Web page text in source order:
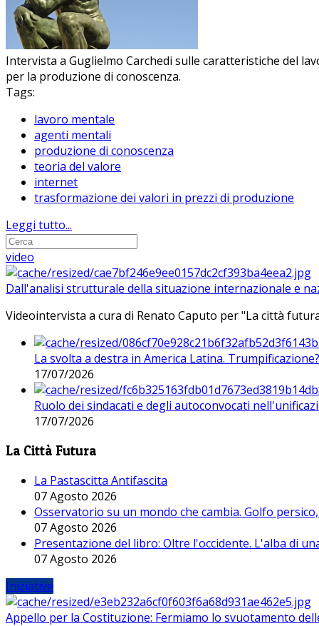
Intervista a Guglielmo Carchedi sulle caratteristiche del
per la produzione di conoscenza.
Tags:
lavoro mentale
agenti mentali
produzione di conoscenza
teoria del valore
internet
trasformazione dei valori in prezzi di produzione
Leggi tutto...
video
Dall'analisi strutturale della situazione internazionale e
Videointervista a cura di Renato Caputo per "La città
La svolta a destra in America Latina. Trumpificazione?
17/07/2026
Ruolo dei sindacati e degli autoconvocati
17/07/2026
La Città Futura
La Pastascitta Antifascita
07 Agosto 2026
Osservatorio su un mondo che cambia. Golfo
07 Agosto 2026
Presentazione del libro: Oltre l'occidente. L'alba di
07 Agosto 2026
Iniziative
Appello per la Costituzione: Fermiamo lo svuotamento